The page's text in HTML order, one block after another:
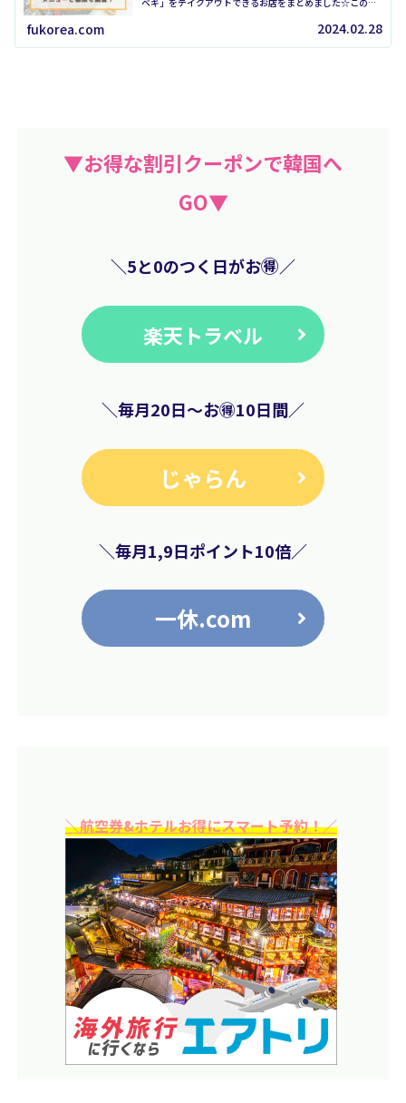
事でわかること新大久保のクァベギテイクアウトのお店は
fukorea.com 2024.02.28
▼お得な割引クーポンで韓国へ
GO▼
＼5と0のつく日がお🉐／
楽天トラベル
＼毎月20日〜お🉐10日間／
じゃらん
＼毎月1,9日ポイント10倍／
一休.com
＼航空券&ホテルお得にスマート予約！／